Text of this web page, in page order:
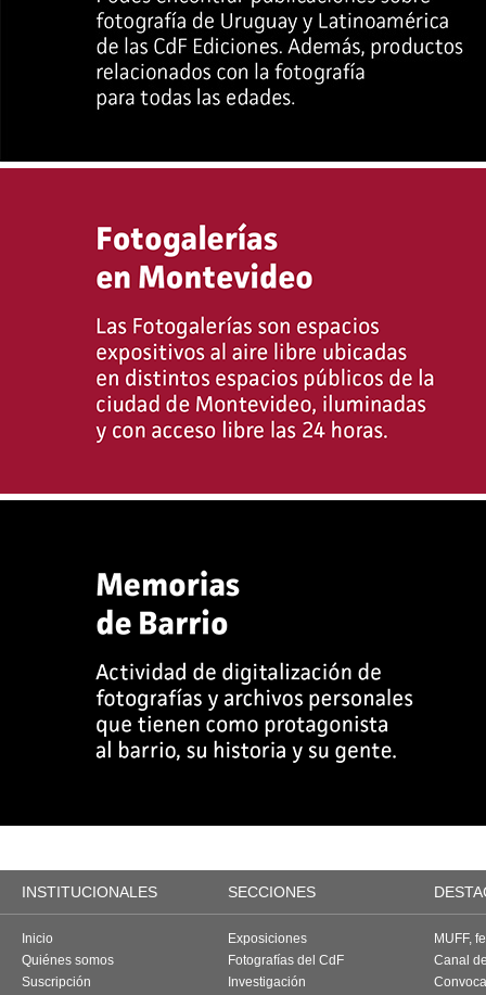
INSTITUCIONALES SECCIONES
Inicio
Quiénes somos
Suscripción
Exposiciones
Fotografías del CdF
Investigación
MUFF,
Canal